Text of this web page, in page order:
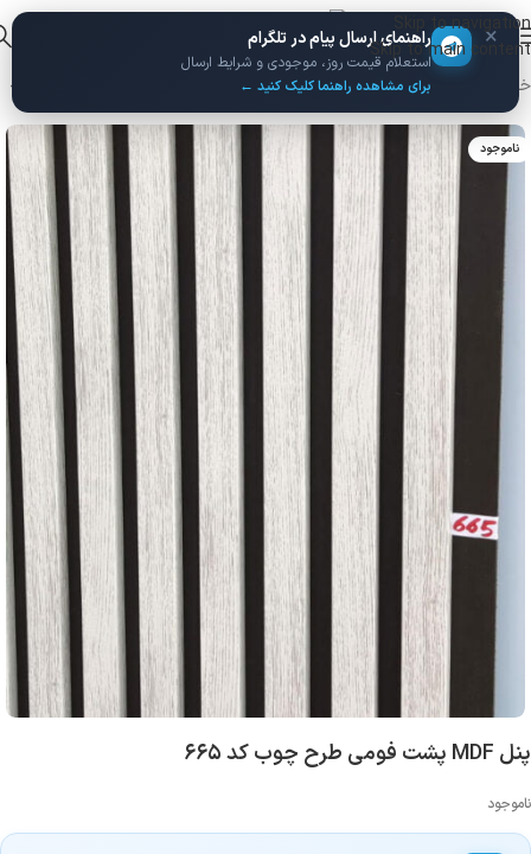
Skip to navigation
Skip to main content
خانه
پنل ترمووال/ پنل فوم‌دار
ناموجود
پنل MDF پشت فومی طرح چوب کد ۶۶۵
ناموجود
× راهنمای ارسال پیام در تلگرام
استعلام قیمت روز، موجودی و شرایط ارسال
برای مشاهده راهنما کلیک کنید ←